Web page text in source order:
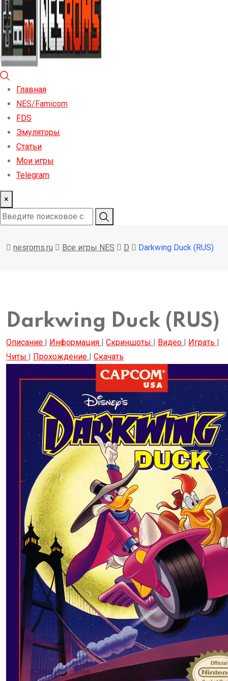
Главная
NES/Famicom
FDS
Эмуляторы
Статьи
Мои игры
Telegram
×
nesroms.ru Все игры NES D Darkwing Duck (RUS)
Darkwing Duck (RUS)
Описание | Информация | Скриншоты | Видео | Играть |
Читы | Прохождение | Скачать